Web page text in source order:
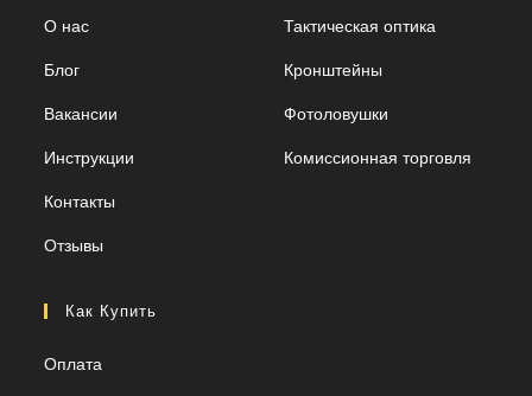
О нас
Блог
Вакансии
Инструкции
Контакты
Отзывы
Тактическая оптика
Кронштейны
Фотоловушки
Комиссионная торговля
Как Купить
Оплата